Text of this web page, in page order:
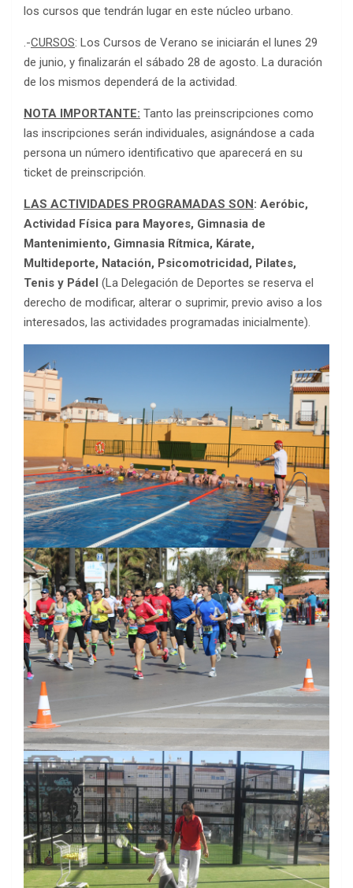
los cursos que tendrán lugar en este núcleo urbano.
.-CURSOS: Los Cursos de Verano se iniciarán el lunes 29
de junio, y finalizarán el sábado 28 de agosto. La duración
de los mismos dependerá de la actividad.
NOTA IMPORTANTE: Tanto las preinscripciones como
las inscripciones serán individuales, asignándose a cada
persona un número identificativo que aparecerá en su
ticket de preinscripción.
LAS ACTIVIDADES PROGRAMADAS SON: Aeróbic,
Actividad Física para Mayores, Gimnasia de
Mantenimiento, Gimnasia Rítmica, Kárate,
Multideporte, Natación, Psicomotricidad, Pilates,
Tenis y Pádel (La Delegación de Deportes se reserva el
derecho de modificar, alterar o suprimir, previo aviso a los
interesados, las actividades programadas inicialmente).